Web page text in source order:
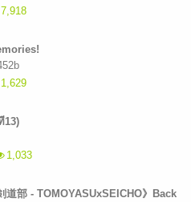
7,918
1,629
13)
1,033
道部 - TOMOYASUxSEICHO》Back